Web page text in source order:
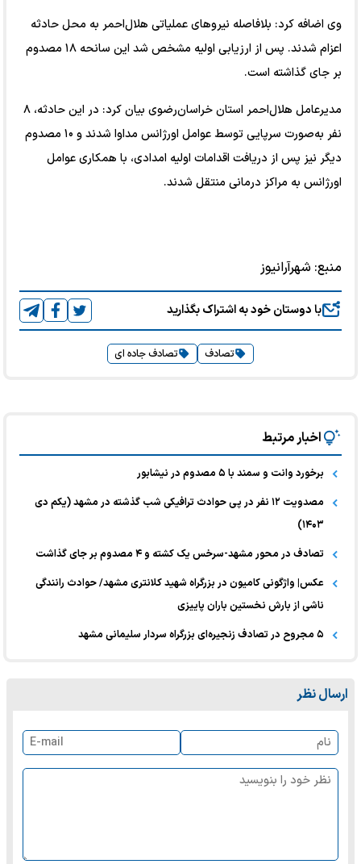
وی اضافه کرد: بلافاصله نیرو‌های عملیاتی هلال‌احمر به محل حادثه
اعزام شدند. پس از ارزیابی اولیه مشخص شد این سانحه ۱۸ مصدوم
بر جای گذاشته است.
مدیرعامل هلال‌احمر استان خراسان‌رضوی بیان کرد: در این حادثه، ۸
نفر به‌صورت سرپایی توسط عوامل اورژانس مداوا شدند و ۱۰ مصدوم
دیگر نیز پس از دریافت اقدامات اولیه امدادی، با همکاری عوامل
اورژانس به مراکز درمانی منتقل شدند.
منبع: شهرآرانیوز
با دوستان خود به اشتراک بگذارید
تصادف تصادف جاده ای
اخبار مرتبط
برخورد وانت و سمند با ۵ مصدوم در نیشابور
مصدویت ۱۲ نفر در پی حوادث ترافیکی شب گذشته در مشهد (یکم دی
۱۴۰۳)
تصادف در محور مشهد-سرخس یک کشته و ۴ مصدوم بر جای گذاشت
عکس| واژگونی کامیون در بزرگراه شهید کلانتری مشهد/ حوادث رانندگی
ناشی از بارش نخستین باران پاییزی
۵ مجروح در تصادف زنجیره‌ای بزرگراه سردار سلیمانی مشهد
ارسال نظر